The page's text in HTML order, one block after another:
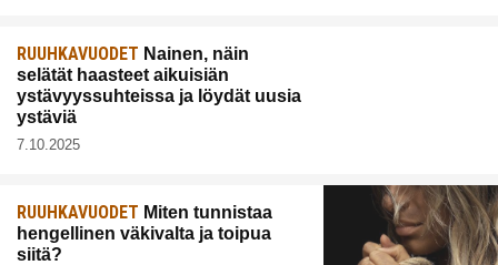
RUUHKAVUODET Nainen, näin
selätät haasteet aikuisiän
ystävyyssuhteissa ja löydät uusia
ystäviä
7.10.2025
RUUHKAVUODET Miten tunnistaa
hengellinen väkivalta ja toipua
siitä?